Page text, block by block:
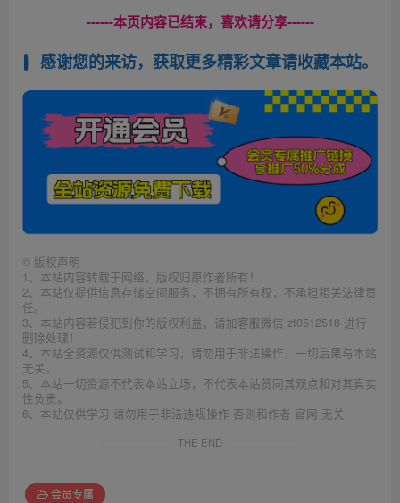
------本页内容已结束，喜欢请分享------
感谢您的来访，获取更多精彩文章请收藏本站。
© 版权声明
1、本站内容转载于网络，版权归原作者所有！
2、本站仅提供信息存储空间服务，不拥有所有权，不承担相关法律责
任。
3、本站内容若侵犯到你的版权利益，请加客服微信 zt0512518 进行
删除处理！
4、本站全资源仅供测试和学习，请勿用于非法操作，一切后果与本站
无关。
5、本站一切资源不代表本站立场，不代表本站赞同其观点和对其真实
性负责。
6、本站仅供学习 请勿用于非法违规操作 否则和作者 官网 无关
THE END
会员专属